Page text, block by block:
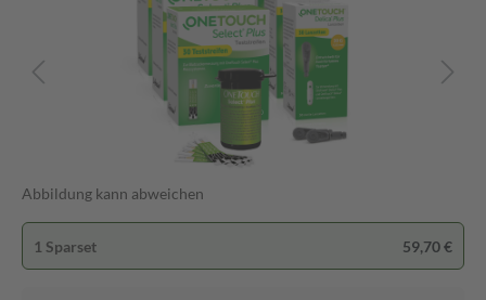
Abbildung kann abweichen
1 Sparset 59,70 €